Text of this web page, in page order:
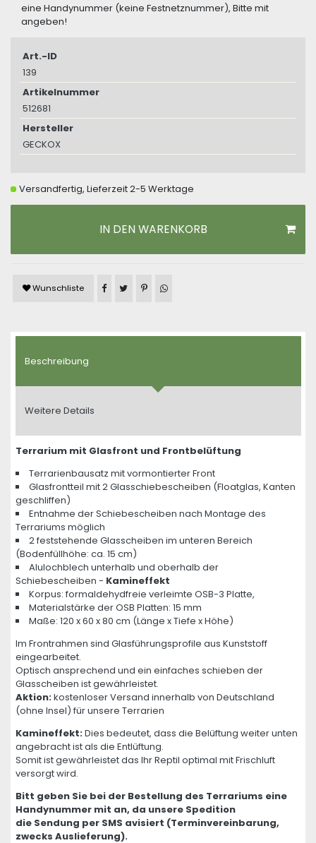
eine Handynummer (keine Festnetznummer), Bitte mit
angeben!
Art.-ID
139
Artikelnummer
512681
Hersteller
GECKOX
Versandfertig, Lieferzeit 2-5 Werktage
IN DEN WARENKORB
Wunschliste Artikel auf Facebook teilen
Artikel auf Twitter teilen
Artikel auf Pinterest teilen
Artikel auf WhatsApp teilen
Beschreibung
Weitere Details
Terrarium mit Glasfront und Frontbelüftung
Terrarienbausatz mit vormontierter Front
Glasfrontteil mit 2 Glasschiebescheiben (Floatglas, Kanten
geschliffen)
Entnahme der Schiebescheiben nach Montage des
Terrariums möglich
2 feststehende Glasscheiben im unteren Bereich
(Bodenfüllhöhe: ca. 15 cm)
Alulochblech unterhalb und oberhalb der
Schiebescheiben - Kamineffekt
Korpus: formaldehydfreie verleimte OSB-3 Platte,
Materialstärke der OSB Platten: 15 mm
Maße: 120 x 60 x 80 cm (Länge x Tiefe x Höhe)
Im Frontrahmen sind Glasführungsprofile aus Kunststoff
eingearbeitet.
Optisch ansprechend und ein einfaches schieben der
Glasscheiben ist gewährleistet.
Aktion:kostenloser Versand innerhalb von Deutschland
(ohne Insel) für unsere Terrarien
Kamineffekt:Dies bedeutet, dass die Belüftung weiter unten
angebracht ist als die Entlüftung.
Somit ist gewährleistet das Ihr Reptil optimal mit Frischluft
versorgt wird.
Bitt geben Sie bei der Bestellung des Terrariums eine
Handynummer mit an, da unsere Spedition
die Sendung per SMS avisiert (Terminvereinbarung,
zwecks Auslieferung).